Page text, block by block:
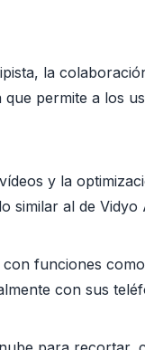
la
permite a los
y la
similar al de Vidyo
funciones
con sus